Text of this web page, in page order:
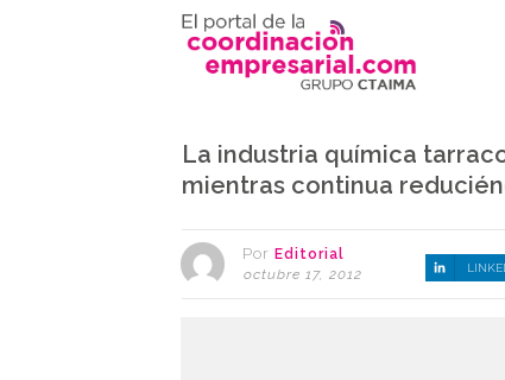
La industria química
mientras continua
Por Editorial
octubre 17, 2012